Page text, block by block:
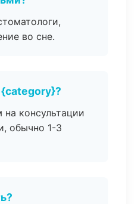
во сне.
консультации
обычно 1-3